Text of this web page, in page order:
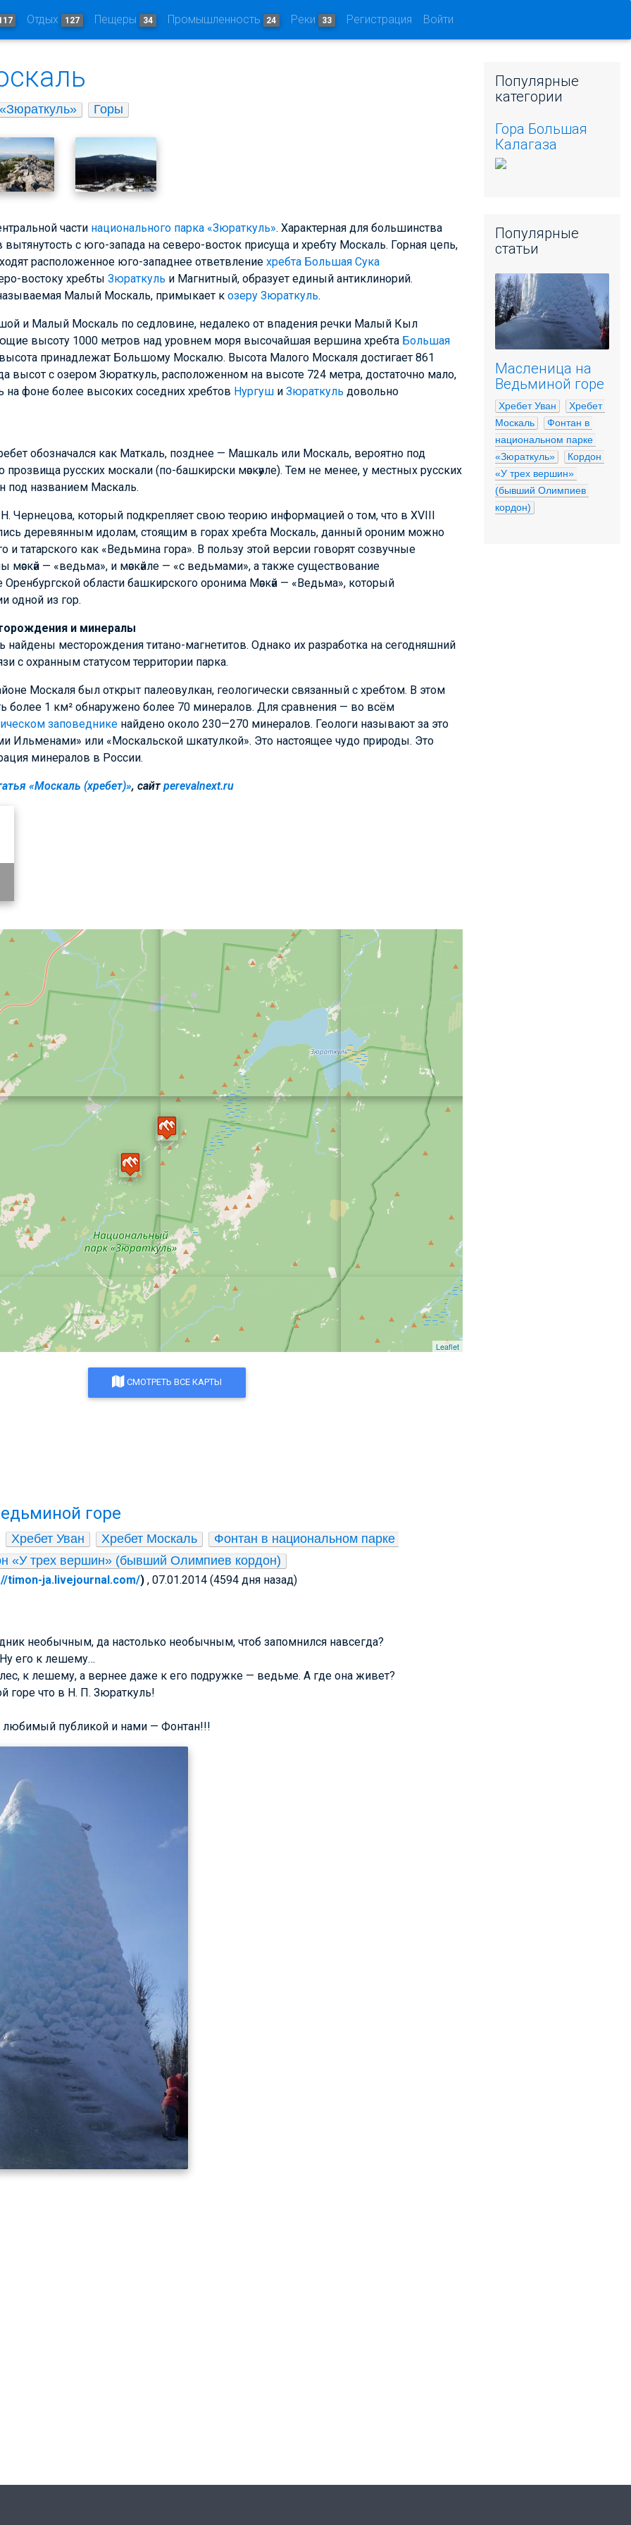
Отдых 127 Пещеры 34 Промышленность 24 Реки 33 Регистрация Войти
Горы
части национального парка «Зюраткуль». Характерная для большинства
с юго-запада на северо-восток присуща и хребту Москаль. Горная цепь,
расположенное юго-западнее ответвление хребта Большая Сука
востоку хребты Зюраткуль и Магнитный, образует единый антиклинорий.
Малый Москаль, примыкает к озеру Зюраткуль.
и Малый Москаль по седловине, недалеко от впадения речки Малый Кыл
высоту 1000 метров над уровнем моря высочайшая вершина хребта Большая
принадлежат Большому Москалю. Высота Малого Москаля достигает 861
высот с озером Зюраткуль, расположенном на высоте 724 метра, достаточно мало,
фоне более высоких соседних хребтов Нургуш и Зюраткуль довольно
обозначался как Маткаль, позднее — Машкаль или Москаль, вероятно под
прозвища русских москали (по-башкирски мәскәуле). Тем не менее, у местных русских
под названием Маскаль.
Чернецова, который подкрепляет свою теорию информацией о том, что в XVIII
деревянным идолам, стоящим в горах хребта Москаль, данный ороним можно
и татарского как «Ведьмина гора». В пользу этой версии говорят созвучные
— «ведьма», и мәскәйле — «с ведьмами», а также существование
области башкирского оронима Мәскәй — «Ведьма», который
одной из гор.
и минералы
найдены месторождения титано-магнетитов. Однако их разработка на сегодняшний
с охранным статусом территории парка.
Москаля был открыт палеовулкан, геологически связанный с хребтом. В этом
более 1 км² обнаружено более 70 минералов. Для сравнения — во всём
заповеднике найдено около 230—270 минералов. Геологи называют за это
Ильменами» или «Москальской шкатулкой». Это настоящее чудо природы. Это
минералов в России.
«Москаль (хребет)», сайтperevalnext.ru
Leaflet
СМОТРЕТЬ ВСЕ КАРТЫ
горе
Хребет Уван Хребет Москаль
Фонтан в национальном парке
«У трех вершин» (бывший Олимпиев кордон)
timon-ja.livejournal.com/) , 07.01.2014 (4594 дня назад)
необычным, да настолько необычным, чтоб запомнился навсегда?
его к лешему…
к лешему, а вернее даже к его подружке — ведьме. А где она живет?
горе что в Н. П. Зюраткуль!
любимый публикой и нами — Фонтан!!!
Популярные
категории
Гора Большая
Калагаза
Популярные
статьи
Масленица на
Ведьминой горе
Хребет Уван
Хребет
Москаль
Фонтан в
национальном парке
«Зюраткуль»
Кордон
«У трех вершин»
(бывший Олимпиев
кордон)